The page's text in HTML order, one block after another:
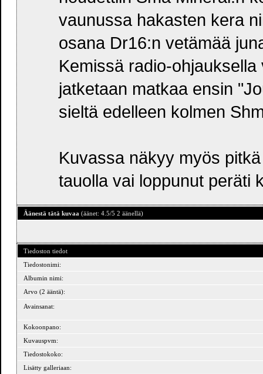
vaunussa hakasten kera
osana Dr16:n vetämää
Kemissä radio-
jatketaan matkaa ensin
sieltä edelleen kolmen
Kuvassa näkyy myös
tauolla vai loppunut peräti
Äänestä tätä kuvaa (äänet: 4.5/5 2 äänellä)
Tiedoston tiedot
Tiedostonimi:
Albumin nimi:
Arvo (2 ääntä):
Avainsanat:
Kokoonpano:
Kuvauspvm:
Tiedostokoko:
Lisätty galleriaan: